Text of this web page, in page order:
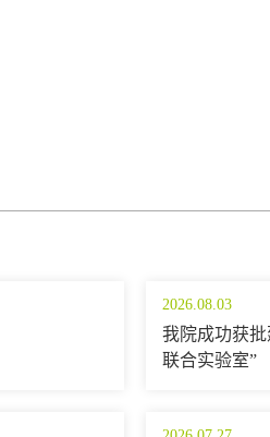
2026.08.03
我院成功获
联合实验室”